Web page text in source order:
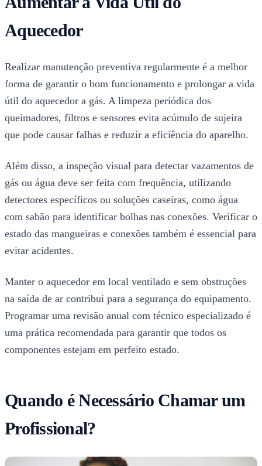
Aquecedor
Realizar manutenção preventiva regularmente é a melhor
forma de garantir o bom funcionamento e prolongar a vida
útil do aquecedor a gás. A limpeza periódica dos
queimadores, filtros e sensores evita acúmulo de sujeira
que pode causar falhas e reduzir a eficiência do aparelho.
Além disso, a inspeção visual para detectar vazamentos de
gás ou água deve ser feita com frequência, utilizando
detectores específicos ou soluções caseiras, como água
com sabão para identificar bolhas nas conexões. Verificar o
estado das mangueiras e conexões também é essencial para
evitar acidentes.
Manter o aquecedor em local ventilado e sem obstruções
na saída de ar contribui para a segurança do equipamento.
Programar uma revisão anual com técnico especializado é
uma prática recomendada para garantir que todos os
componentes estejam em perfeito estado.
Quando é Necessário Chamar um
Profissional?